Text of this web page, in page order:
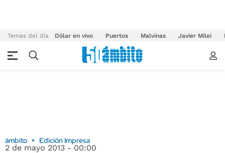
Temas del día Dólar en vivo Puertos Malvinas Javier Milei
ámbito Edición Impresa
2 de mayo 2013 - 00:00